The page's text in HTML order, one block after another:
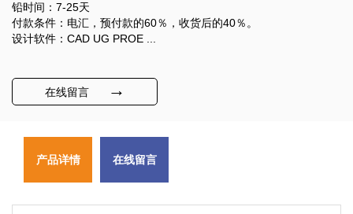
铅时间：7-25天
付款条件：电汇，预付款的60％，收货后的40％。
设计软件：CAD UG PROE ...
在线留言 →
产品详情 在线留言